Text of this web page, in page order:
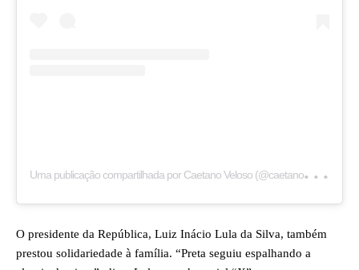
U
ma publicação compartilhada por Caetano Veloso (@caetanoveloso)
O presidente da República, Luiz Inácio Lula da Silva, também
prestou solidariedade à família. “Preta seguiu espalhando a